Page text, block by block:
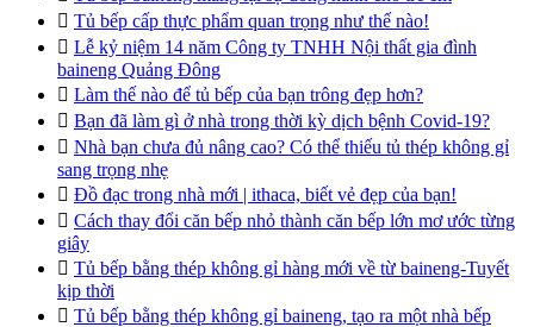
 Tủ bếp cấp thực phẩm quan trọng như thế nào!
 Lễ kỷ niệm 14 năm Công ty TNHH Nội thất gia đình
baineng Quảng Đông
 Làm thế nào để tủ bếp của bạn trông đẹp hơn?
 Bạn đã làm gì ở nhà trong thời kỳ dịch bệnh Covid-19?
 Nhà bạn chưa đủ nâng cao? Có thể thiếu tủ thép không gỉ
sang trọng nhẹ
 Đồ đạc trong nhà mới | ithaca, biết vẻ đẹp của bạn!
 Cách thay đổi căn bếp nhỏ thành căn bếp lớn mơ ước từng
giây
 Tủ bếp bằng thép không gỉ hàng mới về từ baineng-Tuyết
kịp thời
 Tủ bếp bằng thép không gỉ baineng, tạo ra một nhà bếp